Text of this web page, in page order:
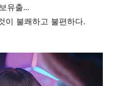
유출...
이 불쾌하고 불편하다.